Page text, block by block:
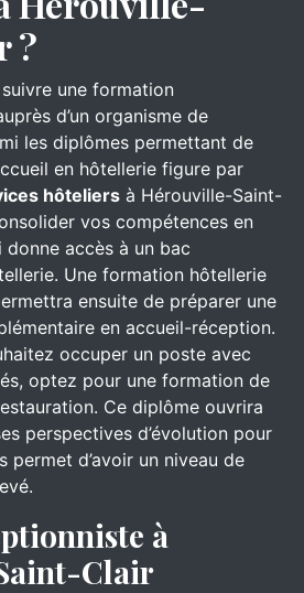
?
une formation
d’un organisme de
les diplômes permettant de
en hôtellerie figure par
hôteliers à Hérouville-Saint-
vos compétences en
accès à un bac
Une formation hôtellerie
ensuite de préparer une
en accueil-réception.
occuper un poste avec
optez pour une formation de
Ce diplôme ouvrira
perspectives d’évolution pour
d’avoir un niveau de
à
Clair